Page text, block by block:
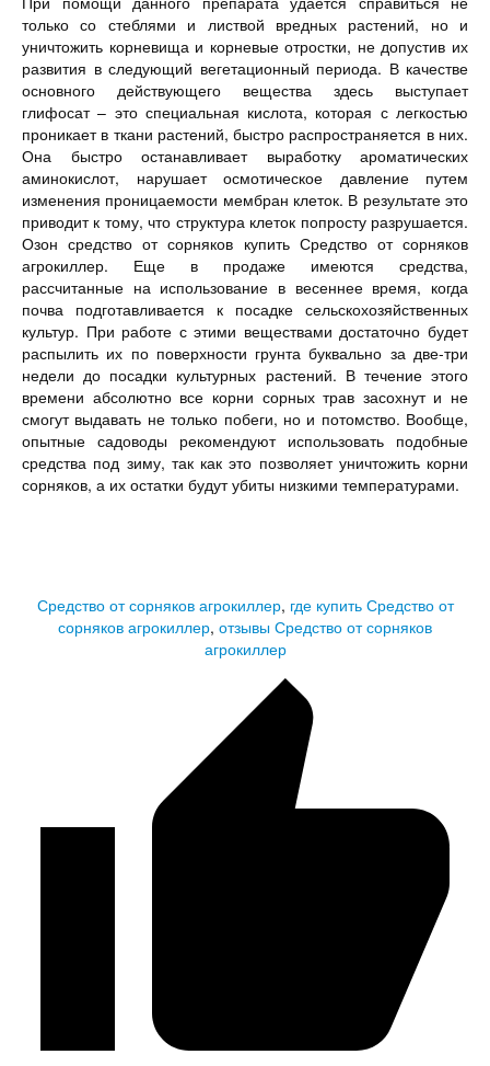
только со стеблями и листвой вредных растений, но и
уничтожить корневища и корневые отростки, не допустив их
развития в следующий вегетационный периода. В качестве
основного действующего вещества здесь выступает
глифосат – это специальная кислота, которая с легкостью
проникает в ткани растений, быстро распространяется в них.
Она быстро останавливает выработку ароматических
аминокислот, нарушает осмотическое давление путем
изменения проницаемости мембран клеток. В результате это
приводит к тому, что структура клеток попросту разрушается.
Озон средство от сорняков купить Средство от сорняков
агрокиллер. Еще в продаже имеются средства,
рассчитанные на использование в весеннее время, когда
почва подготавливается к посадке сельскохозяйственных
культур. При работе с этими веществами достаточно будет
распылить их по поверхности грунта буквально за две-три
недели до посадки культурных растений. В течение этого
времени абсолютно все корни сорных трав засохнут и не
смогут выдавать не только побеги, но и потомство. Вообще,
опытные садоводы рекомендуют использовать подобные
средства под зиму, так как это позволяет уничтожить корни
сорняков, а их остатки будут убиты низкими температурами.
Средство от сорняков агрокиллер, где купить Средство от
сорняков агрокиллер, отзывы Средство от сорняков
агрокиллер